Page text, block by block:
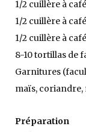
1/2 cuillère à
1/2 cuillère à
1/2 cuillère à
8-10 tortillas de
Garnitures
maïs, coriandre,
Préparation